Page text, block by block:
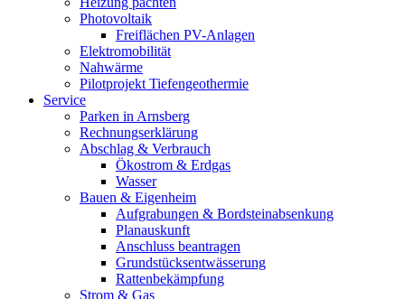
Photovoltaik
Freiflächen PV-Anlagen
Elektromobilität
Nahwärme
Pilotprojekt Tiefengeothermie
Service
Parken in Arnsberg
Rechnungserklärung
Abschlag & Verbrauch
Ökostrom & Erdgas
Wasser
Bauen & Eigenheim
Aufgrabungen & Bordsteinabsenkung
Planauskunft
Anschluss beantragen
Grundstücksentwässerung
Rattenbekämpfung
Strom & Gas